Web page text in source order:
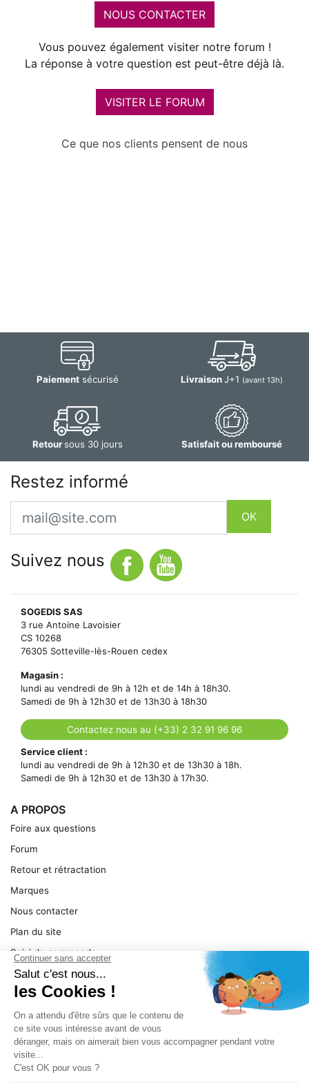
NOUS CONTACTER
Vous pouvez également visiter notre forum !
La réponse à votre question est peut-être déjà là.
VISITER LE FORUM
Ce que nos clients pensent de nous
Paiementsécurisé LivraisonJ+1 (avant 13h)
Retoursous 30 jours Satisfait ou remboursé
Restez informé
Email
OK
Suivez nous
SOGEDIS SAS
3 rue Antoine Lavoisier
CS 10268
76305 Sotteville-lès-Rouen cedex
Magasin :
lundi au vendredi de 9h à 12h et de 14h à 18h30.
Samedi de 9h à 12h30 et de 13h30 à 18h30
Contactez nous au (+33) 2 32 91 96 96
Service client :
lundi au vendredi de 9h à 12h30 et de 13h30 à 18h.
Samedi de 9h à 12h30 et de 13h30 à 17h30.
A PROPOS
Foire aux questions
Forum
Retour et rétractation
Marques
Nous contacter
Plan du site
Suivi de commande
Ma facture
Mentions légales
Conditions générales
SERVICE
Pièces détachées